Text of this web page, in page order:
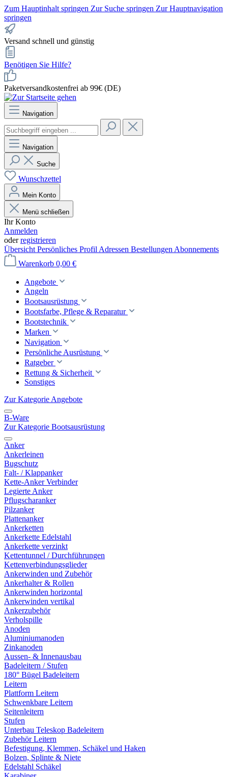
Zum Hauptinhalt springen Zur Suche springen Zur Hauptnavigation
springen
Versand schnell und günstig
Benötigen Sie Hilfe?
Paketversandkostenfrei ab 99€ (DE)
Navigation
Navigation
Suche
Wunschzettel
Mein Konto
Menü schließen
Ihr Konto
Anmelden
oderregistrieren
Übersicht Persönliches Profil Adressen Bestellungen Abonnements
Warenkorb 0,00 €
Angebote
Angeln
Bootsausrüstung
Bootsfarbe, Pflege & Reparatur
Bootstechnik
Marken
Navigation
Persönliche Ausrüstung
Ratgeber
Rettung & Sicherheit
Sonstiges
Zur Kategorie Angebote
B-Ware
Zur Kategorie Bootsausrüstung
Anker
Ankerleinen
Bugschutz
Falt- / Klappanker
Kette-Anker Verbinder
Legierte Anker
Pflugscharanker
Pilzanker
Plattenanker
Ankerketten
Ankerkette Edelstahl
Ankerkette verzinkt
Kettentunnel / Durchführungen
Kettenverbindungsglieder
Ankerwinden und Zubehör
Ankerhalter & Rollen
Ankerwinden horizontal
Ankerwinden vertikal
Ankerzubehör
Verholspille
Anoden
Aluminiumanoden
Zinkanoden
Aussen- & Innenausbau
Badeleitern / Stufen
180° Bügel Badeleitern
Leitern
Plattform Leitern
Schwenkbare Leitern
Seitenleitern
Stufen
Unterbau Teleskop Badeleitern
Zubehör Leitern
Befestigung, Klemmen, Schäkel und Haken
Bolzen, Splinte & Niete
Edelstahl Schäkel